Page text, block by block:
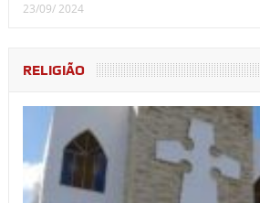
23/09/ 2024
RELIGIÃO